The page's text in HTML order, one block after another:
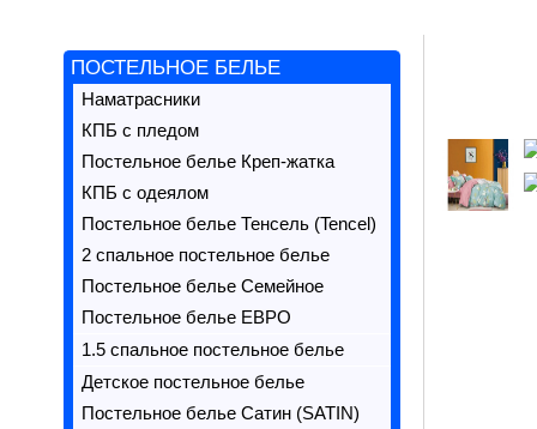
ПОСТЕЛЬНОЕ БЕЛЬЕ
Наматрасники
КПБ с пледом
Постельное белье Креп-жатка
КПБ с одеялом
Постельное белье Тенсель (Tencel)
2 спальное постельное белье
Постельное белье Семейное
Постельное белье ЕВРО
1.5 спальное постельное белье
Детское постельное белье
Постельное белье Сатин (SATIN)